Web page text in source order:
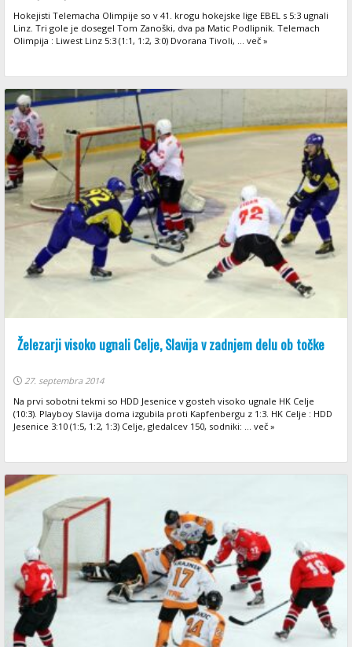
Hokejisti Telemacha Olimpije so v 41. krogu hokejske lige EBEL s 5:3 ugnali
Linz. Tri gole je dosegel Tom Zanoški, dva pa Matic Podlipnik. Telemach
Olimpija : Liwest Linz 5:3 (1:1, 1:2, 3:0) Dvorana Tivoli, ... več »
Železarji visoko ugnali Celje, Slavija v zadnjem delu ob točke
27. septembra 2014
Na prvi sobotni tekmi so HDD Jesenice v gosteh visoko ugnale HK Celje
(10:3). Playboy Slavija doma izgubila proti Kapfenbergu z 1:3. HK Celje : HDD
Jesenice 3:10 (1:5, 1:2, 1:3) Celje, gledalcev 150, sodniki: ... več »